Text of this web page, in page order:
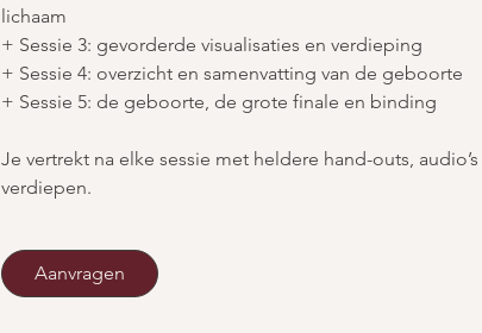
lichaam
+ Sessie 3: gevorderde visualisaties en verdieping
+ Sessie 4: overzicht en samenvatting van de geboorte
+ Sessie 5: de geboorte, de grote finale en binding
Je vertrekt na elke sessie met heldere hand-outs,
verdiepen.
Aanvragen